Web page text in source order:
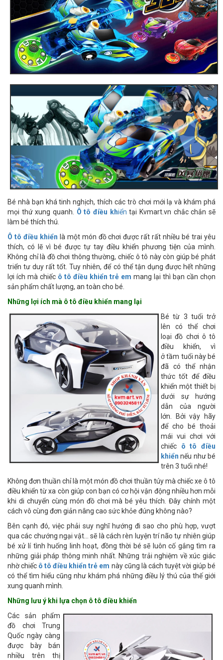
Bé nhà bạn khá tinh nghịch, thích các trò chơi mới lạ và khám phá
mọi thứ xung quanh. Ô tô điều khiển tại Kvmart.vn chắc chắn sẽ
làm bé thích thú.
Ô tô điều khiển là một món đồ chơi được rất rất nhiều bé trai yêu
thích, có lẽ vì bé được tự tay điều khiển phương tiện của mình.
Không chỉ là đồ chơi thông thường, chiếc ô tô này còn giúp bé phát
triển tư duy rất tốt. Tuy nhiên, để có thể tận dụng được hết những
lợi ích mà chiếc ô tô điều khiển trẻ em mang lại thì bạn cần chọn
sản phẩm chất lượng, an toàn cho bé.
Những lợi ích mà ô tô điều khiển mang lại
Bé từ 3 tuổi trở
lên có thể chơi
loại đồ chơi ô tô
điều khiển, vì
ở tầm tuổi này bé
đã có thể nhận
thức tốt để điều
khiển một thiết bị
dưới sự hướng
dẫn của người
lớn. Bởi vậy hãy
để cho bé thoải
mái vui chơi với
chiếc ô tô điều
khiển nếu như bé
trên 3 tuổi nhé!
Không đơn thuần chỉ là một món đồ chơi thuần túy mà chiếc xe ô tô
điều khiển từ xa còn giúp con bạn có cơ hội vận động nhiều hơn mỗi
khi di chuyển cùng món đồ chơi mà bé yêu thích. Đây chính một
cách vô cùng đơn giản nâng cao sức khỏe đúng không nào?
Bên cạnh đó, việc phải suy nghĩ hướng đi sao cho phù hợp, vượt
qua các chướng ngại vật… sẽ là cách rèn luyện trí não tự nhiên giúp
bé xử lí tình huống linh hoạt, đồng thời bé sẽ luôn cố gắng tìm ra
những giải pháp thông minh nhất. Những trải nghiệm về xúc giác
nhờ chiếc ô tô điều khiển trẻ em này cũng là cách tuyệt vời giúp bé
có thể tìm hiểu cũng như khám phá những điều lý thú của thế giới
xung quanh mình.
Những lưu ý khi lựa chọn ô tô điều khiển
Các sản phẩm
đồ chơi Trung
Quốc ngày càng
được bày bán
nhiều trên thị